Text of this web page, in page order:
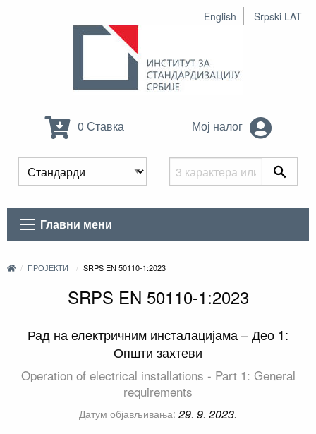
English Srpski LAT
0 Ставка Мој налог
Главни мени
ПРОЈЕКТИ SRPS EN 50110-1:2023
SRPS EN 50110-1:2023
Рад на електричним инсталацијама – Део 1:
Општи захтеви
Operation of electrical installations - Part 1: General
requirements
Датум објављивања: 29. 9. 2023.